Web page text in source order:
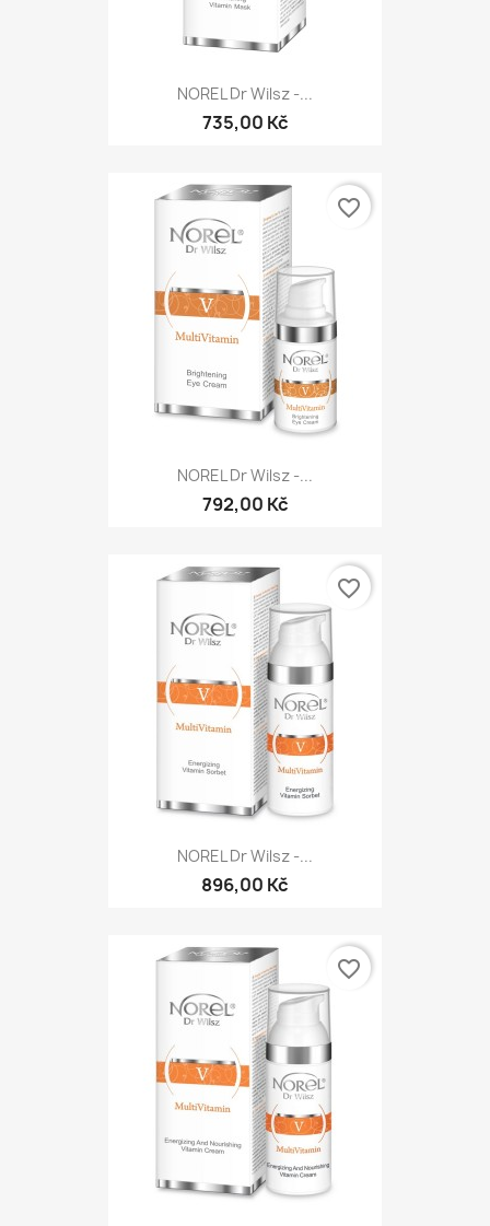
NOREL Dr Wilsz -...
735,00 Kč
NOREL Dr Wilsz -...
792,00 Kč
favorite_border
NOREL Dr Wilsz -...
896,00 Kč
favorite_border
favorite_border